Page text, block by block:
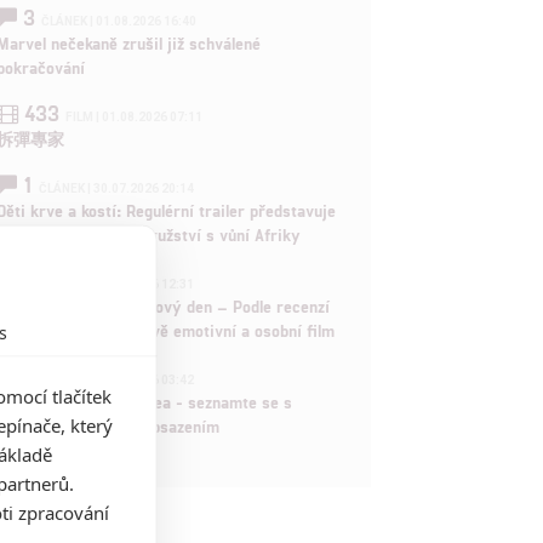
3
nečekaně zrušil již schválené
433
彈專家
1
krve a kostí: Regulérní trailer představuje
akční fantasy dobrodružství s vůní Afriky
Spider-Man: Zbrusu nový den – Podle recenzí
čekat překvapivě emotivní a osobní film
preview: Odyssea - seznamte se s
nabitým obsazením
tlačítek
který
zpracování